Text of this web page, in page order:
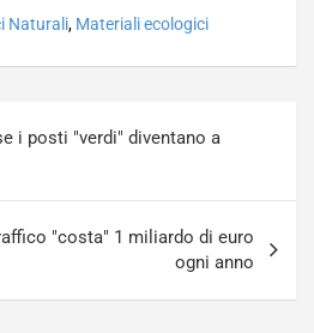
Naturali, Materiali ecologici
i posti "verdi" diventano a
"costa" 1 miliardo di euro
ogni anno